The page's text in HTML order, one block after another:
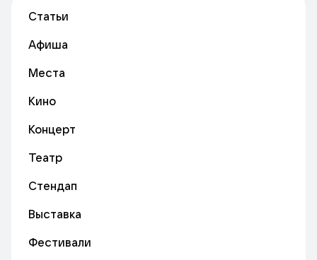
Статьи
Афиша
Места
Кино
Концерт
Театр
Стендап
Выставка
Фестивали